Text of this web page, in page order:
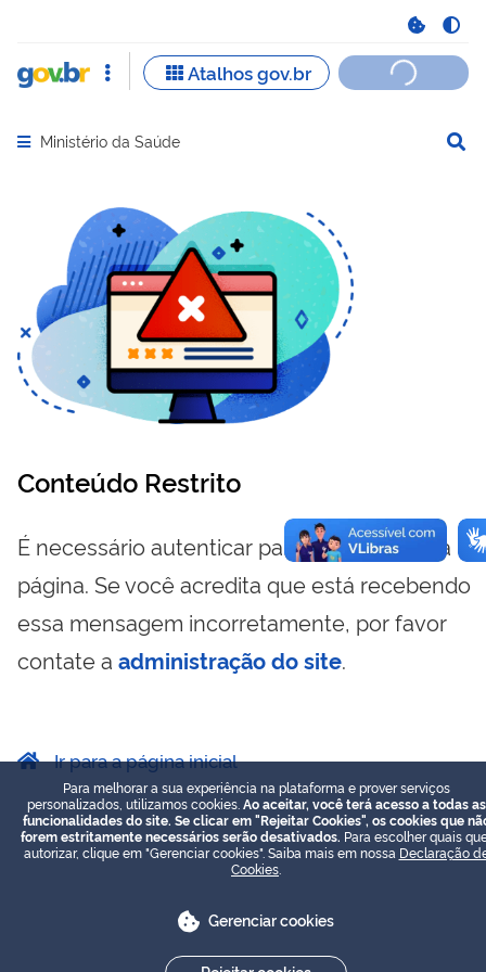
Abrir menu principal de navegação
Ministério da Saúde
Conteúdo Restrito
É necessário autenticar para visualizar essa
página. Se você acredita que está recebendo
essa mensagem incorretamente, por favor
contate a administração do site.
Ir para a página inicial
Para melhorar a sua experiência na plataforma e prover serviços
personalizados, utilizamos cookies. Ao aceitar, você terá acesso a todas as
funcionalidades do site. Se clicar em "Rejeitar Cookies", os cookies que
forem estritamente necessários serão desativados. Para escolher quais
autorizar, clique em "Gerenciar cookies". Saiba mais em nossa Declaração
Cookies
Gerenciar cookies